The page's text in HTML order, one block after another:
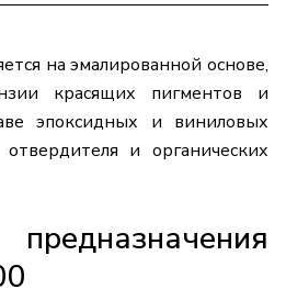
на эмалированной основе,
красящих пигментов и
эпоксидных и виниловых
и органических